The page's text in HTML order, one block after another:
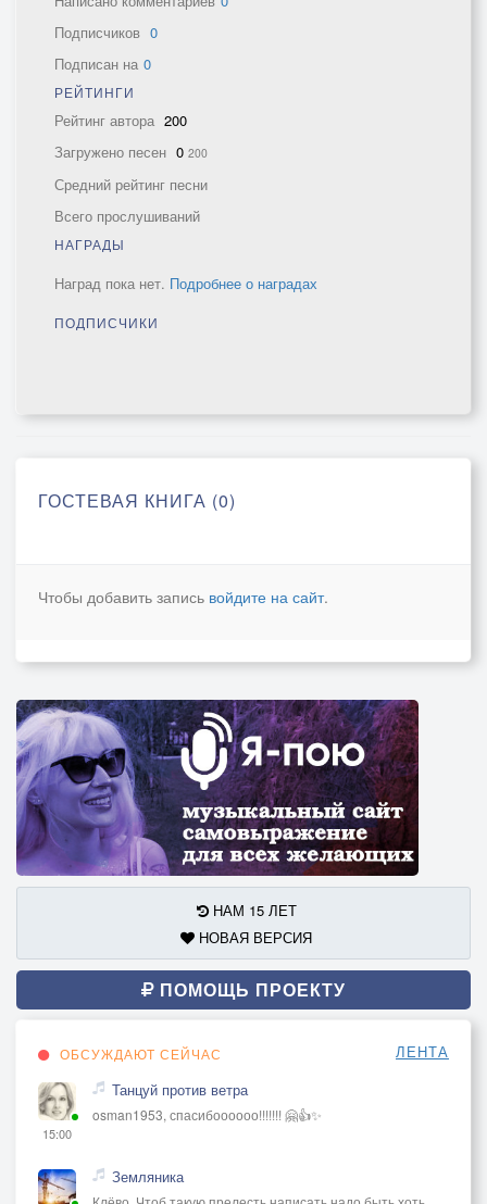
Подписчиков 0
Подписан на 0
РЕЙТИНГИ
Рейтинг автора 200
Загружено песен 0 200
Средний рейтинг песни
Всего прослушиваний
НАГРАДЫ
Наград пока нет. Подробнее о наградах
ПОДПИСЧИКИ
ГОСТЕВАЯ КНИГА (0)
Чтобы добавить запись войдите на сайт.
НАМ 15 ЛЕТ
НОВАЯ ВЕРСИЯ
ПОМОЩЬ ПРОЕКТУ
ОБСУЖДАЮТ СЕЙЧАС ЛЕНТА
15:00
Танцуй против ветра
osman1953, спасибоооооо!!!!!!! 🤗👍✨
Земляника